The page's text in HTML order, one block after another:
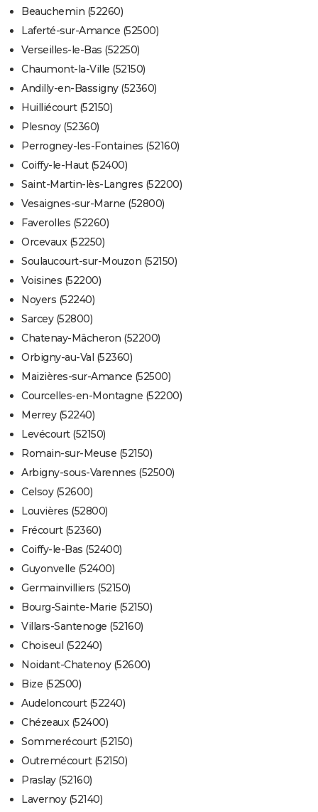
Beauchemin (52260)
Laferté-sur-Amance (52500)
Verseilles-le-Bas (52250)
Chaumont-la-Ville (52150)
Andilly-en-Bassigny (52360)
Huilliécourt (52150)
Plesnoy (52360)
Perrogney-les-Fontaines (52160)
Coiffy-le-Haut (52400)
Saint-Martin-lès-Langres (52200)
Vesaignes-sur-Marne (52800)
Faverolles (52260)
Orcevaux (52250)
Soulaucourt-sur-Mouzon (52150)
Voisines (52200)
Noyers (52240)
Sarcey (52800)
Chatenay-Mâcheron (52200)
Orbigny-au-Val (52360)
Maizières-sur-Amance (52500)
Courcelles-en-Montagne (52200)
Merrey (52240)
Levécourt (52150)
Romain-sur-Meuse (52150)
Arbigny-sous-Varennes (52500)
Celsoy (52600)
Louvières (52800)
Frécourt (52360)
Coiffy-le-Bas (52400)
Guyonvelle (52400)
Germainvilliers (52150)
Bourg-Sainte-Marie (52150)
Villars-Santenoge (52160)
Choiseul (52240)
Noidant-Chatenoy (52600)
Bize (52500)
Audeloncourt (52240)
Chézeaux (52400)
Sommerécourt (52150)
Outremécourt (52150)
Praslay (52160)
Lavernoy (52140)